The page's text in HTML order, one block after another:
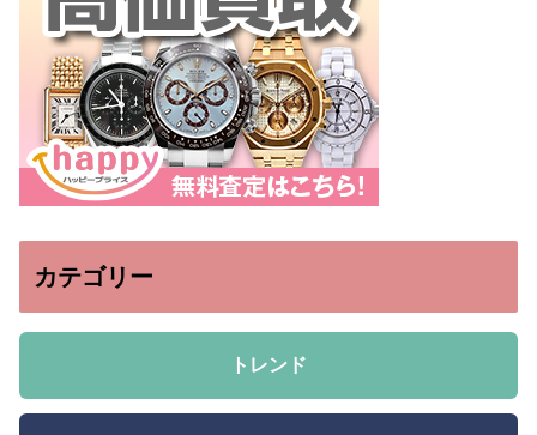
カテゴリー
トレンド